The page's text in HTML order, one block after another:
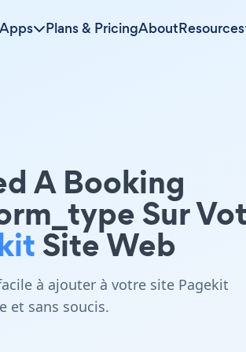
Apps Plans & PricingAboutResources
A Booking
Sur
Site Web
à ajouter à votre site Pagekit
et sans soucis.